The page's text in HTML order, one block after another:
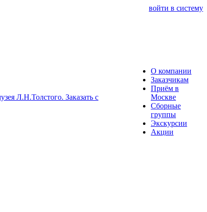
войти в систему
О компании
Заказчикам
Приём в
Москве
Сборные
группы
Экскурсии
Акции